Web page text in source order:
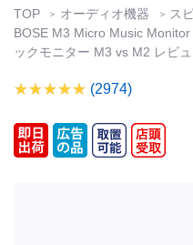
TOP オーディオ機器 ス
BOSE M3 Micro Music
ックモニター M3 vs M2 レビ
(2974)